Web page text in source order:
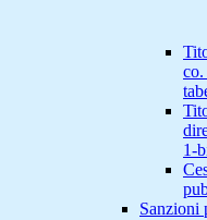
co.
1-
Sanzioni